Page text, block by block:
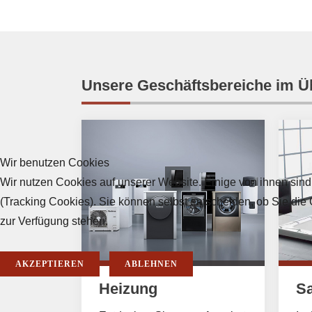
Unsere Geschäftsbereiche im
Heizung
Wir benutzen Cookies
Wir nutzen Cookies auf unserer Website. Einige von ihnen
(Tracking Cookies). Sie können selbst entscheiden, ob Sie
zur Verfügung stehen.
AKZEPTIEREN ABLEHNEN